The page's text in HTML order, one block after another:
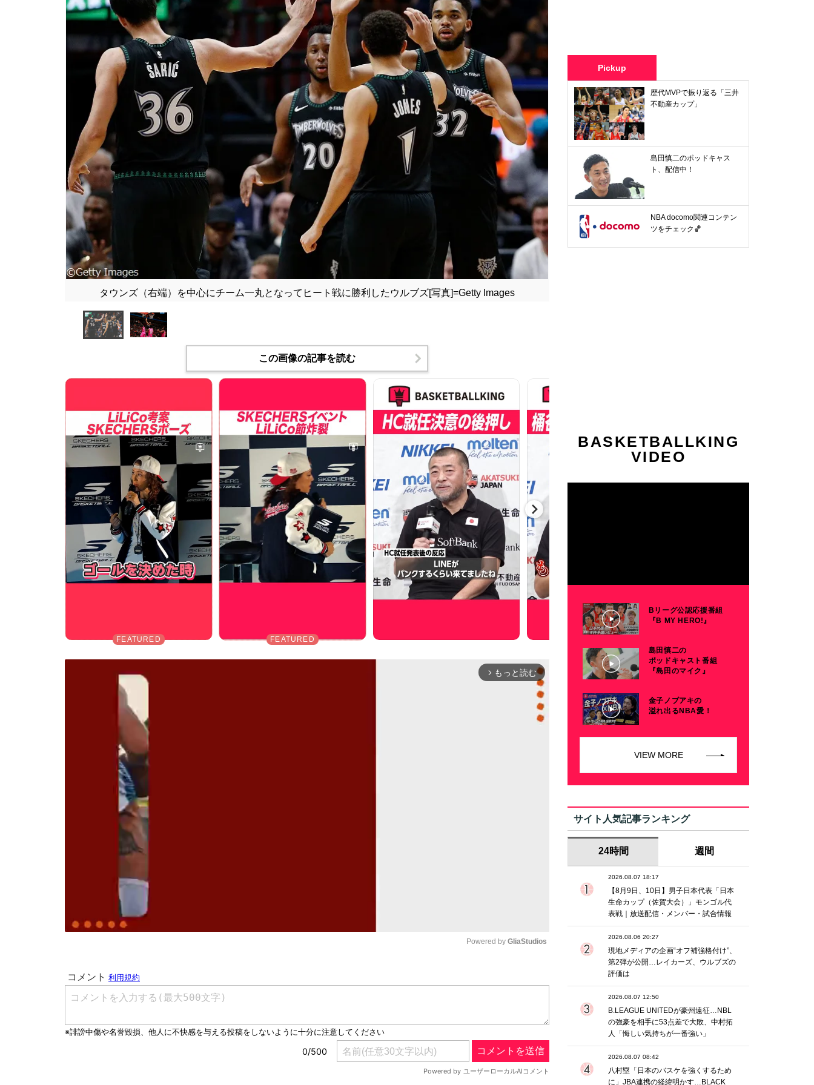
タウンズ（右端）を中心にチーム一丸となってヒート戦に勝利したウルブズ[写真]=Getty Images
この画像の記事を読む
arrow_forward_ios もっと読む
Powered by GliaStudios
Pickup
歴代MVPで振り返る「三井
不動産カップ」
島田慎二のポッドキャス
ト、配信中！
NBA docomo関連コンテン
ツをチェック🏀
BASKETBALLKING
VIDEO
Bリーグ公認応援番組
『B MY HERO!』
島田慎二の
ポッドキャスト番組
『島田のマイク』
金子ノブアキの
溢れ出るNBA愛！
VIEW MORE
サイト人気記事ランキング
24時間 週間
2026.08.07 18:17
【8月9日、10日】男子日本代表「日本
生命カップ（佐賀大会）」モンゴル代
表戦｜放送配信・メンバー・試合情報
2026.08.06 20:27
現地メディアの企画“オフ補強格付け”、
第2弾が公開…レイカーズ、ウルブズの
評価は
2026.08.07 12:50
B.LEAGUE UNITEDが豪州遠征…NBL
の強豪を相手に53点差で大敗、中村拓
人「悔しい気持ちが一番強い」
2026.08.07 08:42
八村塁「日本のバスケを強くするため
に」JBA連携の経緯明かす…BLACK